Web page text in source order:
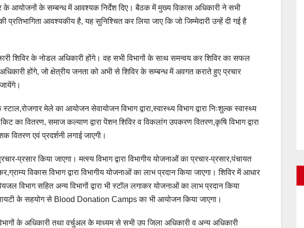
के आयोजनों के सम्बन्ध में आवश्यक निर्देश दिए। बैठक में मुख्य विकास अधिकारी ने सभी
प्रतिभागिता आवश्यकीय है, यह सुनिश्चित कर लिया जाए कि जो जिम्मेदारी उन्हें दी गई है
शिविर के नोडल अधिकारी होंगे। वह सभी विभागों के साथ समन्वय कर शिविर का सफल
होंगे, जो क्षेत्रीय जनता को अभी से शिविर के सम्बन्ध में अवगत कराते हुए प्रचार
मेले का आयोजन सेवायोजन विभाग द्वारा,स्वास्थ्य विभाग द्वारा निःशुल्क स्वास्थ्य
का वितरण, समाज कल्याण द्वारा पेंशन शिविर व विकलांग उपकरण वितरण,कृषि विभाग द्वारा
वितरण एवं प्रदर्शनी लगाई जाएगी।
प्रसार किया जाएगा। मत्स्य विभाग द्वारा विभागीय योजनाओं का प्रचार-प्रसार,पंचायत
विकास विभाग द्वारा विभागीय योजनाओं का लाभ प्रदान किया जाएगा। शिविर में आधार
विभाग सहित अन्य विभागों द्वारा भी स्टॉल लगाकर योजनाओं का लाभ प्रदान किया
के सहयोग से Blood Donation Camps का भी आयोजन किया जाएगा।
के अधिकारी तथा वर्चुअल के माध्यम से सभी उप जिला अधिकारी व अन्य अधिकारी